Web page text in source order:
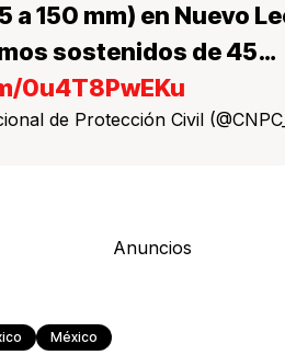
a 150 mm) en Nuevo
sostenidos de 45…
0u4T8PwEKu
de Protección Civil
Anuncios
México